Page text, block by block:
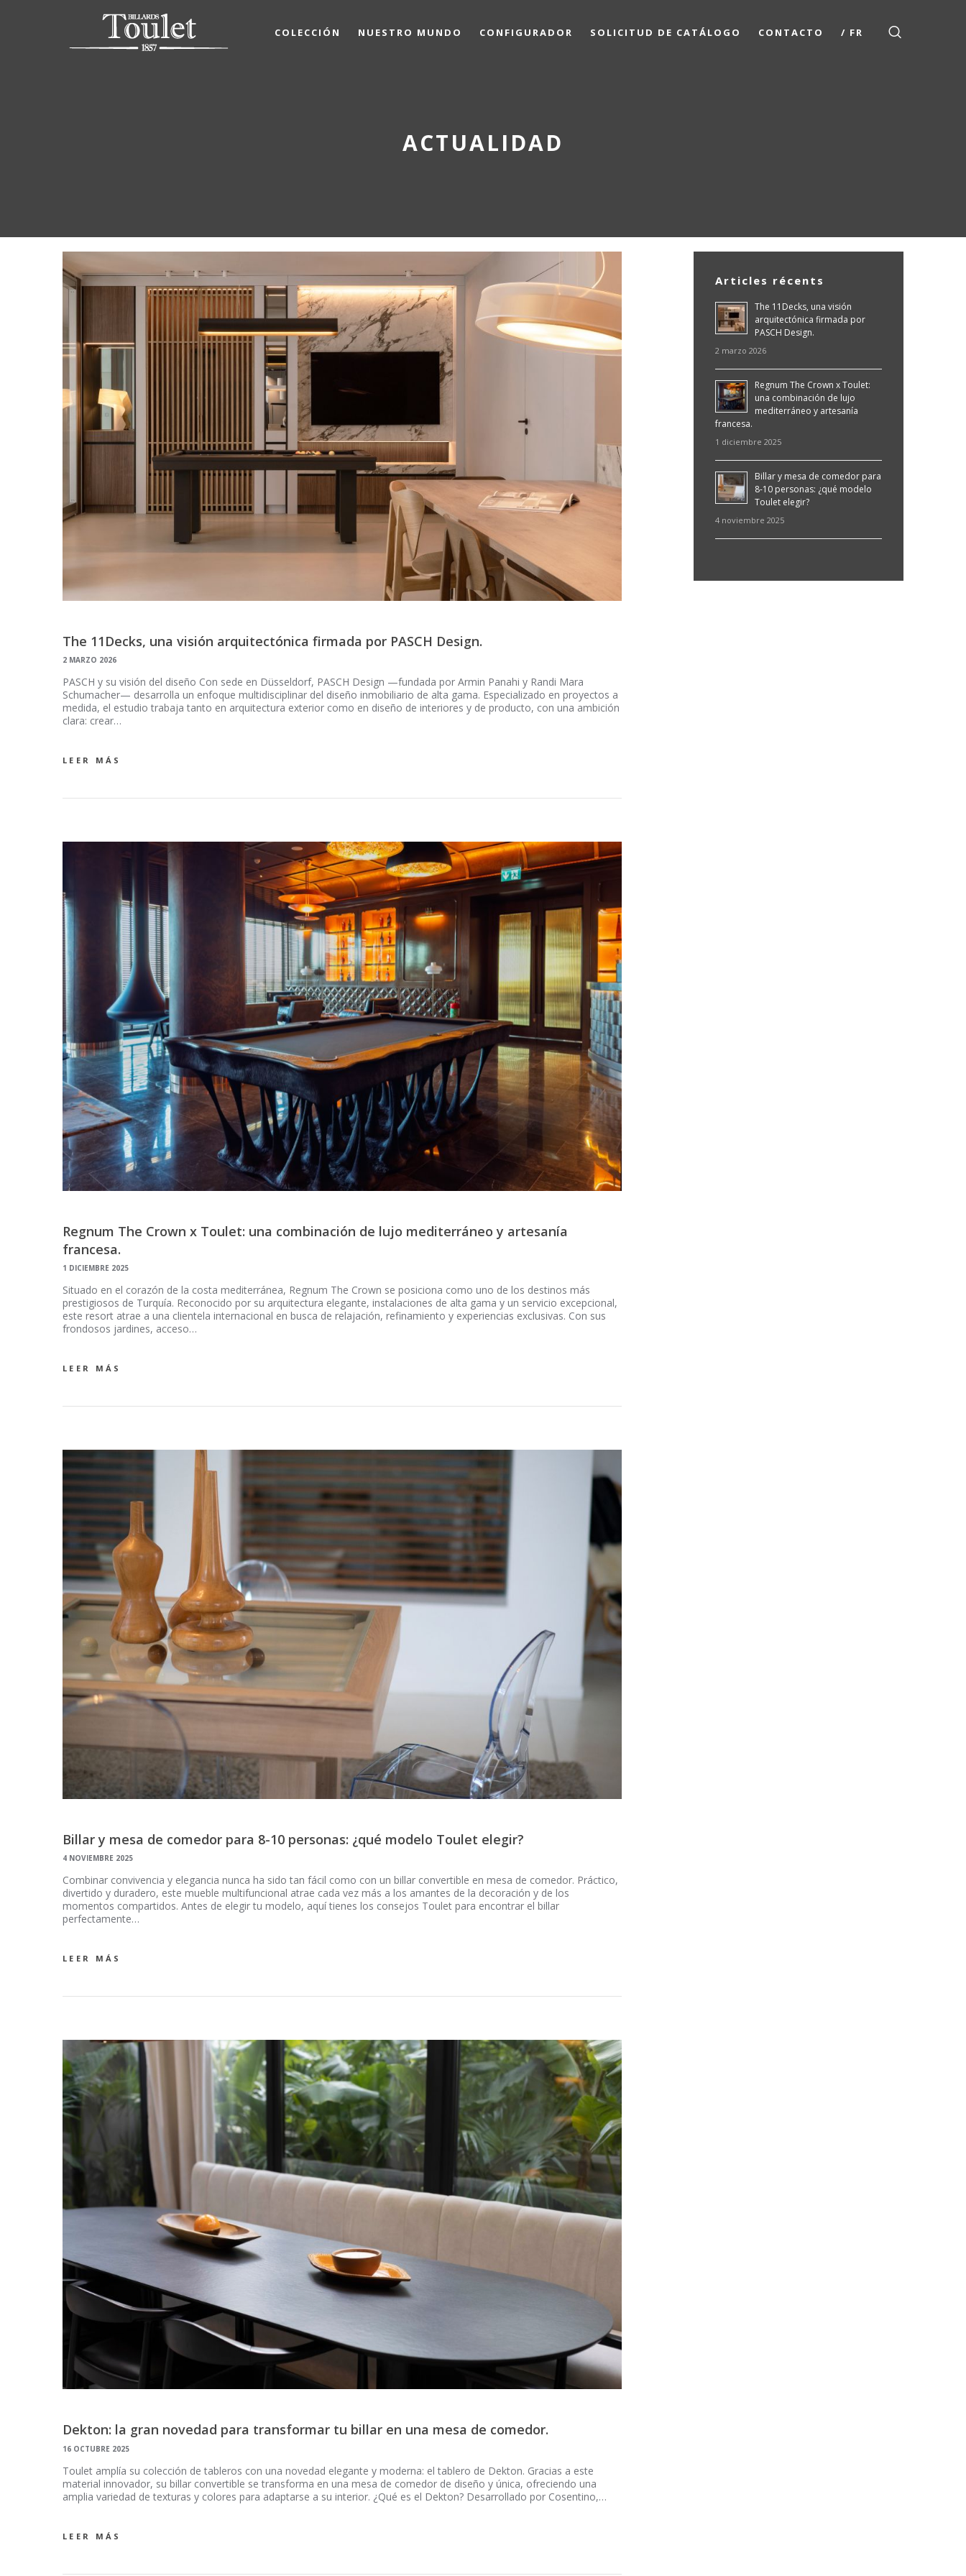
COLECCIÓN NUESTRO MUNDO CONFIGURADOR SOLICITUD DE CATÁLOGO CONTACTO / FR
ACTUALIDAD
The 11Decks, una visión arquitectónica firmada por PASCH Design.
2 MARZO 2026
PASCH y su visión del diseño Con sede en Düsseldorf, PASCH Design —fundada por Armin Panahi y Randi Mara
Schumacher— desarrolla un enfoque multidisciplinar del diseño inmobiliario de alta gama. Especializado en proyectos a
medida, el estudio trabaja tanto en arquitectura exterior como en diseño de interiores y de producto, con una ambición
clara: crear…
LEER MÁS
Regnum The Crown x Toulet: una combinación de lujo mediterráneo y artesanía
francesa.
1 DICIEMBRE 2025
Situado en el corazón de la costa mediterránea, Regnum The Crown se posiciona como uno de los destinos más
prestigiosos de Turquía. Reconocido por su arquitectura elegante, instalaciones de alta gama y un servicio excepcional,
este resort atrae a una clientela internacional en busca de relajación, refinamiento y experiencias exclusivas. Con sus
frondosos jardines, acceso…
LEER MÁS
Billar y mesa de comedor para 8-10 personas: ¿qué modelo Toulet elegir?
4 NOVIEMBRE 2025
Combinar convivencia y elegancia nunca ha sido tan fácil como con un billar convertible en mesa de comedor. Práctico,
divertido y duradero, este mueble multifuncional atrae cada vez más a los amantes de la decoración y de los
momentos compartidos. Antes de elegir tu modelo, aquí tienes los consejos Toulet para encontrar el billar
perfectamente…
LEER MÁS
Dekton: la gran novedad para transformar tu billar en una mesa de comedor.
16 OCTUBRE 2025
Toulet amplía su colección de tableros con una novedad elegante y moderna: el tablero de Dekton. Gracias a este
material innovador, su billar convertible se transforma en una mesa de comedor de diseño y única, ofreciendo una
amplia variedad de texturas y colores para adaptarse a su interior. ¿Qué es el Dekton? Desarrollado por Cosentino,…
LEER MÁS
Articles récents
The 11Decks, una visión
arquitectónica firmada por
PASCH Design.
2 marzo 2026
Regnum The Crown x Toulet:
una combinación de lujo
mediterráneo y artesanía
francesa.
1 diciembre 2025
Billar y mesa de comedor para
8-10 personas: ¿qué modelo
Toulet elegir?
4 noviembre 2025